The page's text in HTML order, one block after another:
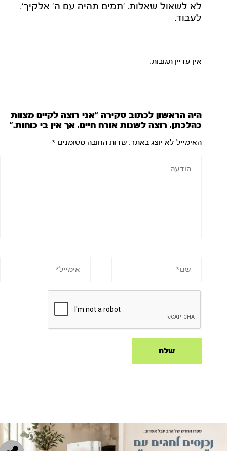
לא לשאול שאלות. 'תמים תהיה עם ה' אלקיך'.
לעבוד.
אין עדיין תגובות.
היה הראשון לכתוב סקירה “אני רוצה לקיים מצוות
כהלכתן, רוצה לשנות אורח חיים, אך אין בי כוחות.”
האימייל לא יוצג באתר. שדות החובה מסומנים *